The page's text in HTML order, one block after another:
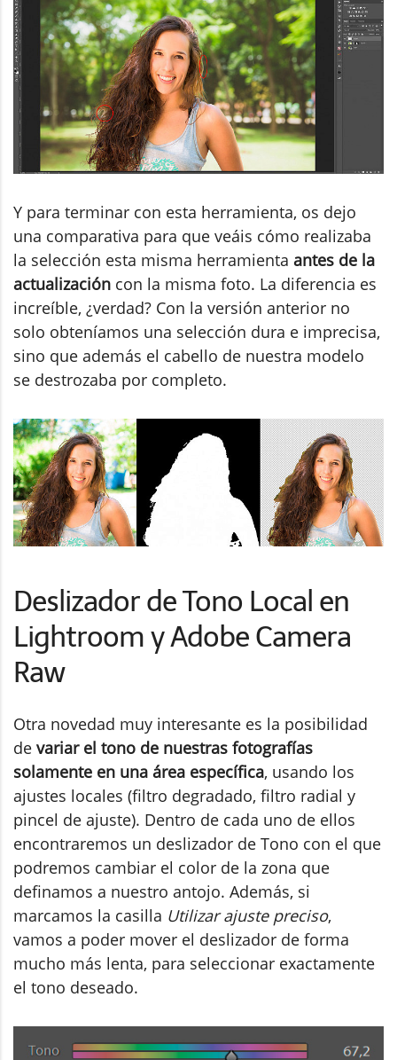
Y para terminar con esta herramienta, os dejo
una comparativa para que veáis cómo realizaba
la selección esta misma herramienta antes de la
actualización con la misma foto. La diferencia es
increíble, ¿verdad? Con la versión anterior no
solo obteníamos una selección dura e imprecisa,
sino que además el cabello de nuestra modelo
se destrozaba por completo.
Deslizador de Tono Local en
Lightroom y Adobe Camera
Raw
Otra novedad muy interesante es la posibilidad
de variar el tono de nuestras fotografías
solamente en una área específica, usando los
ajustes locales (filtro degradado, filtro radial y
pincel de ajuste). Dentro de cada uno de ellos
encontraremos un deslizador de Tono con el que
podremos cambiar el color de la zona que
definamos a nuestro antojo. Además, si
marcamos la casilla Utilizar ajuste preciso,
vamos a poder mover el deslizador de forma
mucho más lenta, para seleccionar exactamente
el tono deseado.